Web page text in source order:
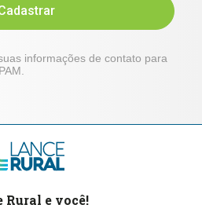
informações de contato para
Rural e você!